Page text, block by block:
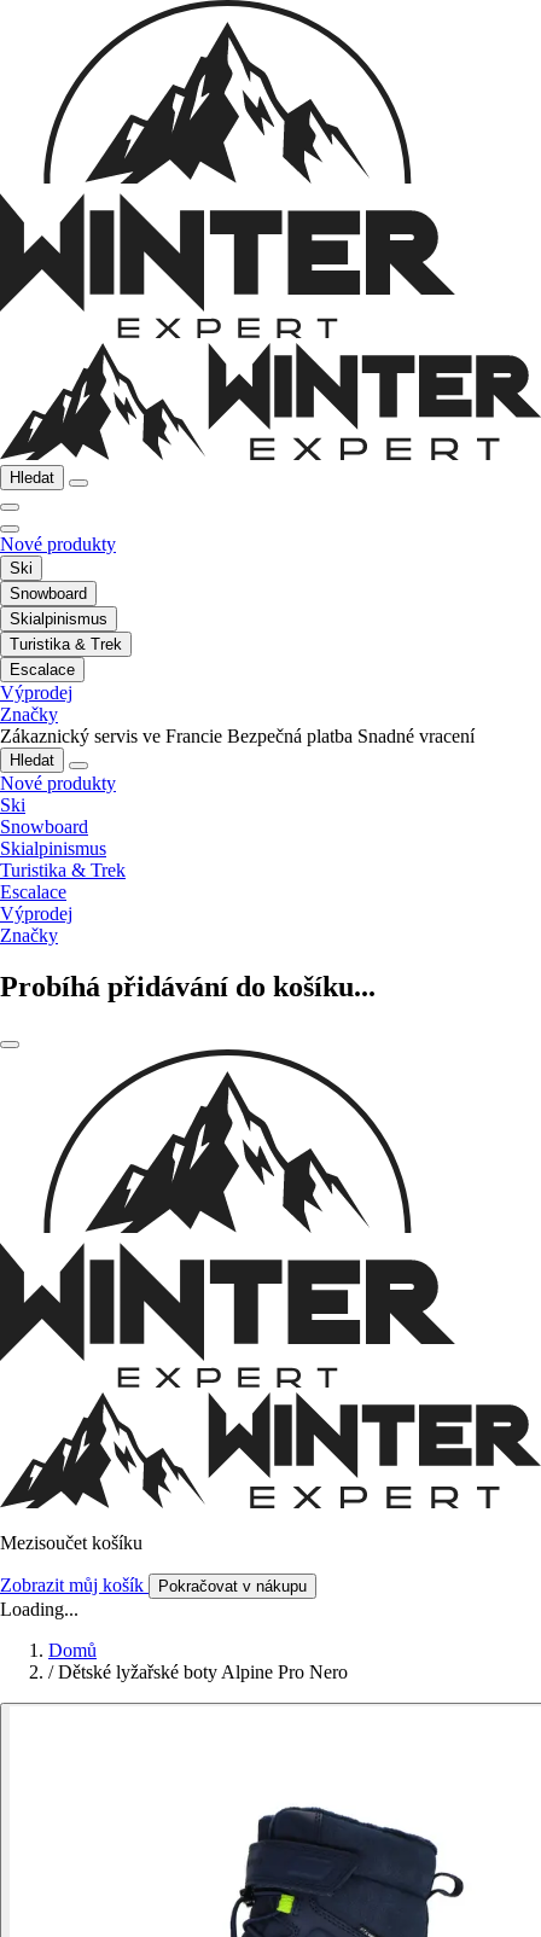
Hledat
Nové produkty
Ski
Snowboard
Skialpinismus
Turistika & Trek
Escalace
Výprodej
Značky
Zákaznický servis ve Francie Bezpečná platba Snadné vracení
Hledat
Nové produkty
Ski
Snowboard
Skialpinismus
Turistika & Trek
Escalace
Výprodej
Značky
Probíhá přidávání do košíku...
Mezisoučet košíku
Zobrazit můj košík Pokračovat v nákupu
Loading...
Domů
/ Dětské lyžařské boty Alpine Pro Nero